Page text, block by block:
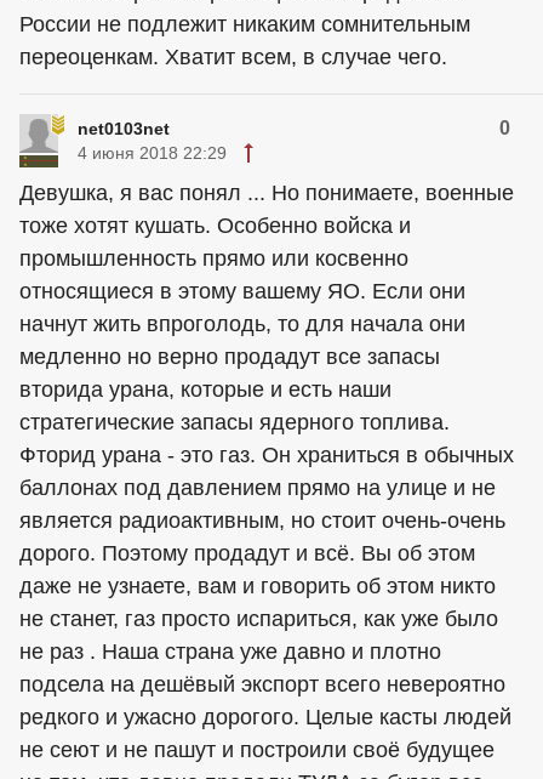
России не подлежит никаким сомнительным
переоценкам. Хватит всем, в случае чего.
net0103net 0
4 июня 2018 22:29
Девушка, я вас понял ... Но понимаете, военные
тоже хотят кушать. Особенно войска и
промышленность прямо или косвенно
относящиеся в этому вашему ЯО. Если они
начнут жить впроголодь, то для начала они
медленно но верно продадут все запасы
вторида урана, которые и есть наши
стратегические запасы ядерного топлива.
Фторид урана - это газ. Он храниться в обычных
баллонах под давлением прямо на улице и не
является радиоактивным, но стоит очень-очень
дорого. Поэтому продадут и всё. Вы об этом
даже не узнаете, вам и говорить об этом никто
не станет, газ просто испариться, как уже было
не раз . Наша страна уже давно и плотно
подсела на дешёвый экспорт всего невероятно
редкого и ужасно дорогого. Целые касты людей
не сеют и не пашут и построили своё будущее